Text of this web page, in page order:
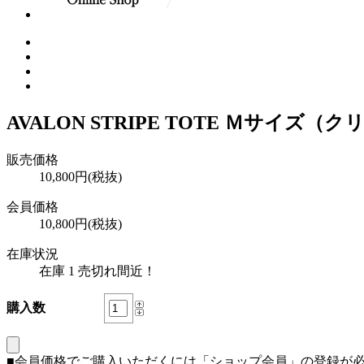
AVALON STRIPE TOTE Ｍサイズ（クリ
販売価格
10,800円(税抜)
会員価格
10,800円(税抜)
在庫状況
在庫 1 売切れ間近！
購入数
■会員価格でご購入いただくには「ショップ会員」の登録が必